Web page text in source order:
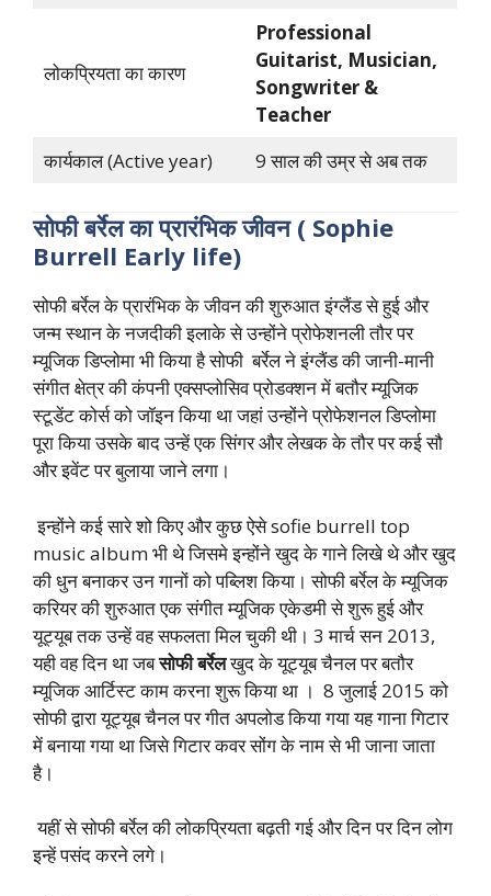
लोकप्रियता का कारण
Professional
Guitarist, Musician,
Songwriter &
Teacher
कार्यकाल (Active year)
9 साल की उम्र से अब तक
सोफी बर्रेल का प्रारंभिक जीवन ( Sophie
Burrell Early life)
सोफी बर्रेल के प्रारंभिक के जीवन की शुरुआत इंग्लैंड से हुई और
जन्म स्थान के नजदीकी इलाके से उन्होंने प्रोफेशनली तौर पर
म्यूजिक डिप्लोमा भी किया है सोफी बर्रेल ने इंग्लैंड की जानी-मानी
संगीत क्षेत्र की कंपनी एक्सप्लोसिव प्रोडक्शन में बतौर म्यूजिक
स्टूडेंट कोर्स को जॉइन किया था जहां उन्होंने प्रोफेशनल डिप्लोमा
पूरा किया उसके बाद उन्हें एक सिंगर और लेखक के तौर पर कई सौ
और इवेंट पर बुलाया जाने लगा।
इन्होंने कई सारे शो किए और कुछ ऐसे sofie burrell top
music album भी थे जिसमे इन्होंने खुद के गाने लिखे थे और खुद
की धुन बनाकर उन गानों को पब्लिश किया। सोफी बर्रेल के म्यूजिक
करियर की शुरुआत एक संगीत म्यूजिक एकेडमी से शुरू हुई और
यूट्यूब तक उन्हें वह सफलता मिल चुकी थी। 3 मार्च सन 2013,
यही वह दिन था जबसोफी बर्रेलखुद के यूट्यूब चैनल पर बतौर
म्यूजिक आर्टिस्ट काम करना शुरू किया था । 8 जुलाई 2015 को
सोफी द्वारा यूट्यूब चैनल पर गीत अपलोड किया गया यह गाना गिटार
में बनाया गया था जिसे गिटार कवर सोंग के नाम से भी जाना जाता
है।
यहीं से सोफी बर्रेल की लोकप्रियता बढ़ती गई और दिन पर दिन लोग
इन्हें पसंद करने लगे।